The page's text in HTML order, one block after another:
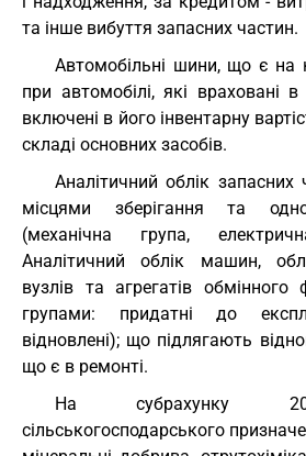
та інше вибуття запасних частин.
Автомобільні шини, що є на
при автомобілі, які враховані
включені в його інвентарну
складі основних засобів.
Аналітичний облік запасних
місцями зберігання та
(механічна група,
Аналітичний облік машин,
вузлів та агрегатів
групами: придатні до
відновлені); що підлягають
що є в ремонті.
На субрахунку
сільськогосподарського